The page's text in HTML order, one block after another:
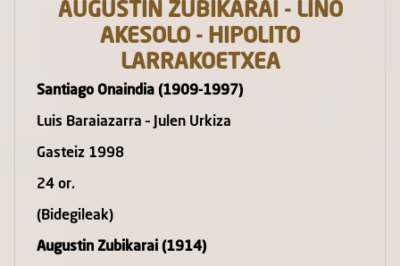
AUGUSTIN ZUBIKARAI - LINO
AKESOLO - HIPOLITO
LARRAKOETXEA
Santiago Onaindia (1909-1997)
Luis Baraiazarra – Julen Urkiza
Gasteiz 1998
24 or.
(Bidegileak)
Augustin Zubikarai (1914)